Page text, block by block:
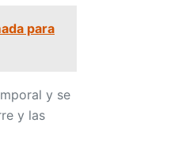
para
y se
y las